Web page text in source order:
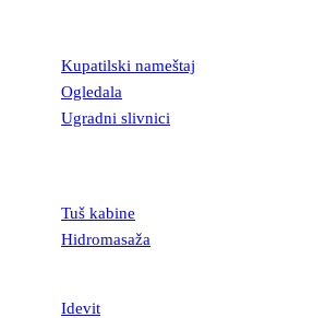
Kupatilski nameštaj
Ogledala
Ugradni slivnici
Tuš kabine
Hidromasaža
Idevit